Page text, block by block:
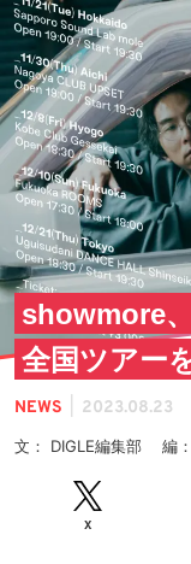
showmore
全国ツアー
NEWS 2023.08.23
文： DIGLE編集部 編：
X